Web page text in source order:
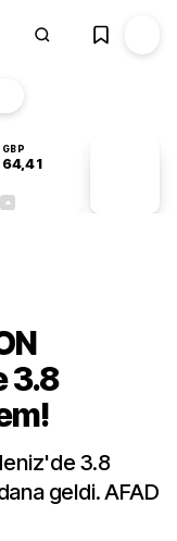
GBP
64,41
3.8
3.8
geldi. AFAD